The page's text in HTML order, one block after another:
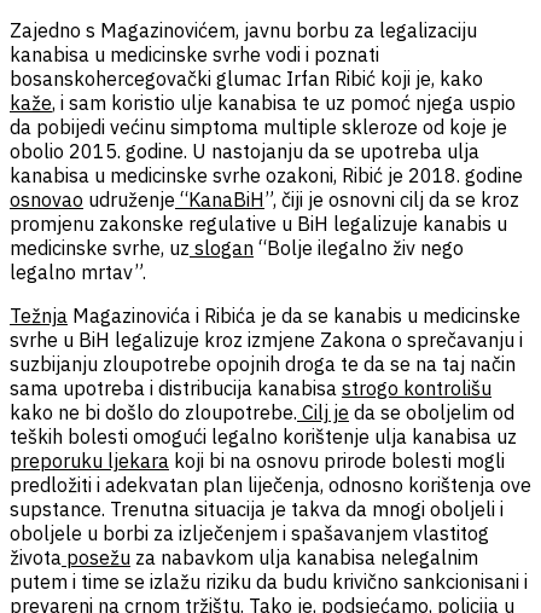
Zajedno s Magazinovićem, javnu borbu za legalizaciju
kanabisa u medicinske svrhe vodi i poznati
bosanskohercegovački glumac Irfan Ribić koji je, kako
kaže, i sam koristio ulje kanabisa te uz pomoć njega uspio
da pobijedi većinu simptoma multiple skleroze od koje je
obolio 2015. godine. U nastojanju da se upotreba ulja
kanabisa u medicinske svrhe ozakoni, Ribić je 2018. godine
osnovao udruženje “KanaBiH”, čiji je osnovni cilj da se kroz
promjenu zakonske regulative u BiH legalizuje kanabis u
medicinske svrhe, uz slogan “Bolje ilegalno živ nego
legalno mrtav”.
Težnja Magazinovića i Ribića je da se kanabis u medicinske
svrhe u BiH legalizuje kroz izmjene Zakona o sprečavanju i
suzbijanju zloupotrebe opojnih droga te da se na taj način
sama upotreba i distribucija kanabisa strogo kontrolišu
kako ne bi došlo do zloupotrebe. Cilj je da se oboljelim od
teških bolesti omogući legalno korištenje ulja kanabisa uz
preporuku ljekara koji bi na osnovu prirode bolesti mogli
predložiti i adekvatan plan liječenja, odnosno korištenja ove
supstance. Trenutna situacija je takva da mnogi oboljeli i
oboljele u borbi za izlječenjem i spašavanjem vlastitog
života posežu za nabavkom ulja kanabisa nelegalnim
putem i time se izlažu riziku da budu krivično sankcionisani i
prevareni na crnom tržištu. Tako je, podsjećamo, policija u